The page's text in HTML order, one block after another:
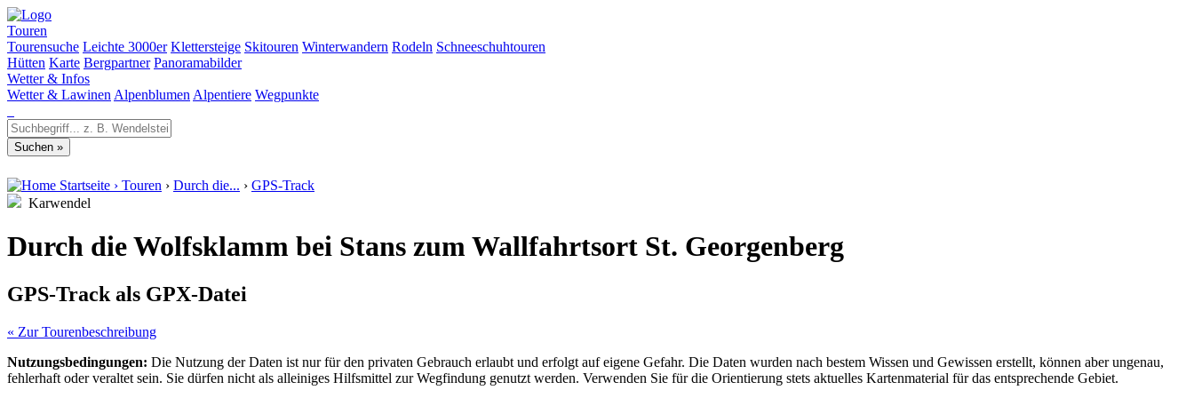
Touren
Tourensuche Leichte 3000er Klettersteige Skitouren Winterwandern Rodeln Schneeschuhtouren
Hütten Karte Bergpartner Panoramabilder
Wetter & Infos
Wetter & Lawinen Alpenblumen Alpentiere Wegpunkte
Startseite › Touren › Durch die... › GPS-Track
Karwendel
Durch die Wolfsklamm bei Stans zum Wallfahrtsort St. Georgenberg
GPS-Track als GPX-Datei
« Zur Tourenbeschreibung
Nutzungsbedingungen: Die Nutzung der Daten ist nur für den privaten Gebrauch erlaubt und erfolgt auf eigene Gefahr. Die Daten wurden nach bestem Wissen und Gewissen erstellt, können aber ungenau,
fehlerhaft oder veraltet sein. Sie dürfen nicht als alleiniges Hilfsmittel zur Wegfindung genutzt werden. Verwenden Sie für die Orientierung stets aktuelles Kartenmaterial für das entsprechende Gebiet.